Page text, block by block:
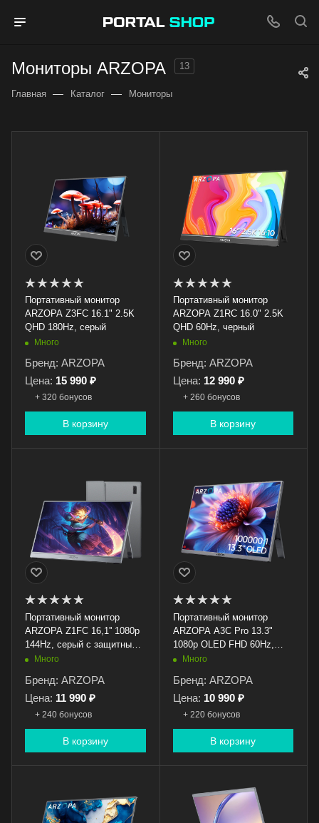
Мониторы ARZOPA 13
Главная — Каталог — Мониторы
Портативный монитор
ARZOPA Z3FC 16.1" 2.5K
QHD 180Hz, серый
Много
Бренд: ARZOPA
Цена: 15 990 ₽
+ 320 бонусов
В корзину
Портативный монитор
ARZOPA Z1RC 16.0" 2.5K
QHD 60Hz, черный
Много
Бренд: ARZOPA
Цена: 12 990 ₽
+ 260 бонусов
В корзину
Портативный монитор
ARZOPA Z1FC 16,1'' 1080p
144Hz, серый с защитным
чехлом
Много
Бренд: ARZOPA
Цена: 11 990 ₽
+ 240 бонусов
В корзину
Портативный монитор
ARZOPA A3C Pro 13.3"
1080p OLED FHD 60Hz,
серый c защитным чехлом
Много
Бренд: ARZOPA
Цена: 10 990 ₽
+ 220 бонусов
В корзину